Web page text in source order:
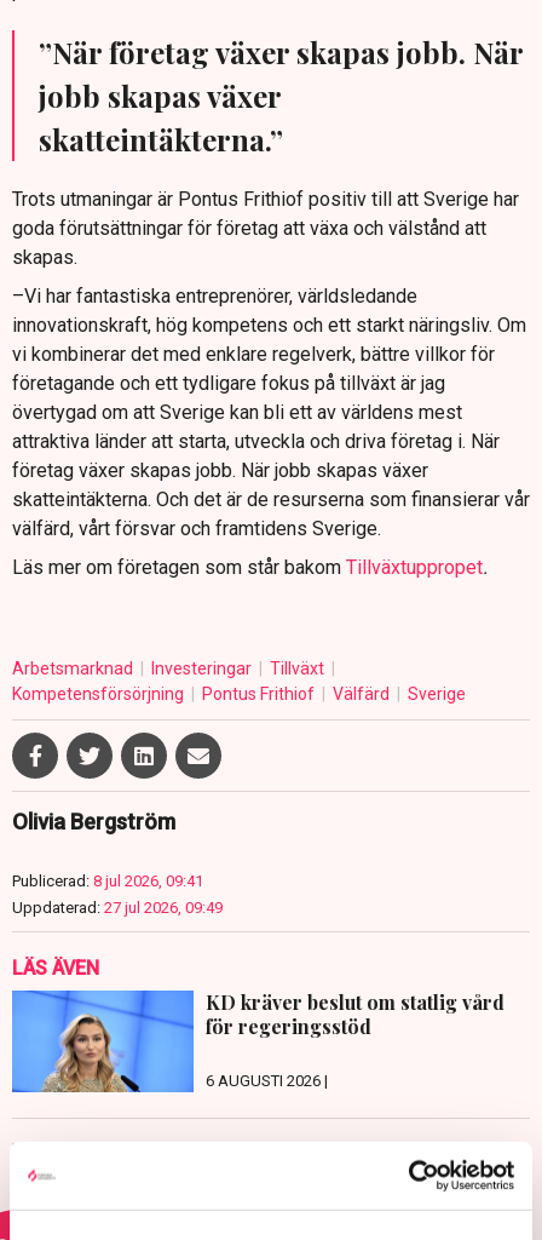
”När företag växer skapas jobb. När
jobb skapas växer
skatteintäkterna.”
Trots utmaningar är Pontus Frithiof positiv till att Sverige har
goda förutsättningar för företag att växa och välstånd att
skapas.
–Vi har fantastiska entreprenörer, världsledande
innovationskraft, hög kompetens och ett starkt näringsliv. Om
vi kombinerar det med enklare regelverk, bättre villkor för
företagande och ett tydligare fokus på tillväxt är jag
övertygad om att Sverige kan bli ett av världens mest
attraktiva länder att starta, utveckla och driva företag i. När
företag växer skapas jobb. När jobb skapas växer
skatteintäkterna. Och det är de resurserna som finansierar vår
välfärd, vårt försvar och framtidens Sverige.
Läs mer om företagen som står bakom Tillväxtuppropet.
Arbetsmarknad Investeringar
Tillväxt
Kompetensförsörjning
Pontus Frithiof Välfärd Sverige
Olivia Bergström
Publicerad: 8 jul 2026, 09:41
Uppdaterad: 27 jul 2026, 09:49
LÄS ÄVEN
KD kräver beslut om statlig vård
för regeringsstöd
6 AUGUSTI 2026 |
Först ut att rösta - svenskar i